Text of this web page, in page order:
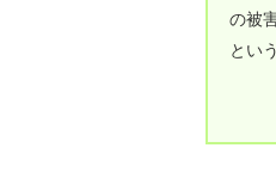
の被
とい